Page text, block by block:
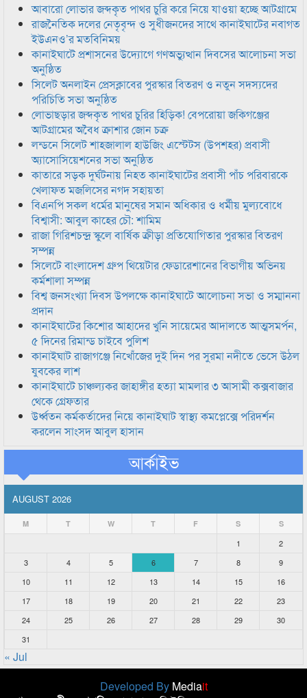
আবারো লোভার জব্দকৃত পাথর চুরি করে নিয়ে যাওয়া হচ্ছে আটগ্রামে
রাজনৈতিক দলের নেতৃবৃন্দ ও সুধীজনদের সাথে কানাইঘাটের নবাগত
ইউএনও’র মতবিনিময়
কানাইঘাটে প্রশাসনের উদ্যোগে গণঅভ্যুত্থান দিবসের আলোচনা সভা
অনুষ্ঠিত
সিলেট অনলাইন প্রেসক্লাবের পুরস্কার বিতরণ ও নতুন সদস্যদের
পরিচিতি সভা অনুষ্ঠিত
লোভাছড়ার জব্দকৃত পাথর চুরির হিড়িক! বেপরোয়া জকিগঞ্জের
আটগ্রামের অবৈধ ক্রাশার জোন চক্র
লন্ডনে সিলেট শাহজালাল হাউজিং এস্টেটস (উপশহর) প্রবাসী
অ্যাসোসিয়েশনের সভা অনুষ্ঠিত
কাতারে সড়ক দুর্ঘটনায় নিহত কানাইঘাটের প্রবাসী পাঁচ পরিবারকে
খেলাফত মজলিসের নগদ সহায়তা
বিএনপি সকল ধর্মের মানুষের সমান অধিকার ও ধর্মীয় মুল্যবোধে
বিশ্বাসী: আবুল কাহের চৌ: শামিম
রাজা গিরিশচন্দ্র স্কুলে বার্ষিক ক্রীড়া প্রতিযোগিতার পুরস্কার বিতরণ
সম্পন্ন
সিলেটে বাংলাদেশ গ্রুপ থিয়েটার ফেডারেশানের বিভাগীয় অভিনয়
কর্মশালা সম্পন্ন
বিশ্ব জনসংখ্যা দিবস উপলক্ষে কানাইঘাটে আলোচনা সভা ও সম্মাননা
প্রদান
কানাইঘাটের কিশোর আহাদের খুনি সায়েমের আদালতে আত্মসমর্পন,
৫ দিনের রিমান্ড চাইবে পুলিশ
কানাইঘাট রাজাগঞ্জে নিখোঁজের দুই দিন পর সুরমা নদীতে ভেসে উঠল
যুবকের লাশ
কানাইঘাটে চাঞ্চল্যকর জাহাঙ্গীর হত্যা মামলার ৩ আসামী কক্সবাজার
থেকে গ্রেফতার
উর্ধ্বতন কর্মকর্তাদের নিয়ে কানাইঘাট স্বাস্থ্য কমপ্লেক্সে পরিদর্শন
করলেন সাংসদ আবুল হাসান
আর্কাইভ
AUGUST 2026
M T W T F S S
1
2
3
4 5 6 7 8
9
10
11 12 13 14 15
16
17
18 19 20 21 22
23
24
25 26 27 28 29
30
31
« Jul
Developed By Mediait